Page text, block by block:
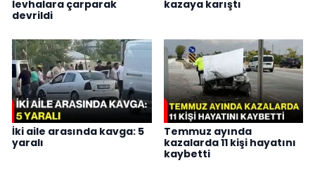
levhalara çarparak
devrildi
kazaya karıştı
İki aile arasında kavga: 5
yaralı
Temmuz ayında
kazalarda 11 kişi hayatını
kaybetti